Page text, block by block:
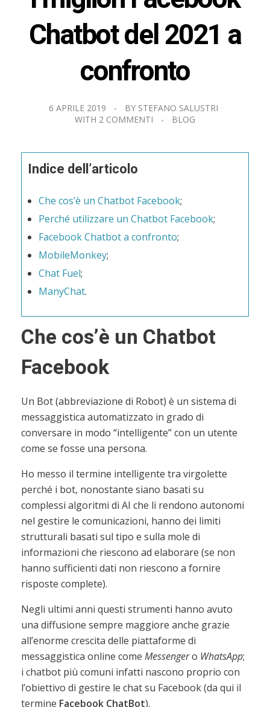
Chatbot del 2021 a
confronto
6 APRILE 2019 BY STEFANO SALUSTRI
WITH 2 COMMENTI BLOG
Indice dell’articolo
Che cos’è un Chatbot Facebook;
Perché utilizzare un Chatbot Facebook;
Facebook Chatbot a confronto;
MobileMonkey;
Chat Fuel;
ManyChat.
Che cos’è un Chatbot
Facebook
Un Bot (abbreviazione di Robot) è un sistema di
messaggistica automatizzato in grado di
conversare in modo “intelligente” con un utente
come se fosse una persona.
Ho messo il termine intelligente tra virgolette
perché i bot, nonostante siano basati su
complessi algoritmi di AI che li rendono autonomi
nel gestire le comunicazioni, hanno dei limiti
strutturali basati sul tipo e sulla mole di
informazioni che riescono ad elaborare (se non
hanno sufficienti dati non riescono a fornire
risposte complete).
Negli ultimi anni questi strumenti hanno avuto
una diffusione sempre maggiore anche grazie
all’enorme crescita delle piattaforme di
messaggistica online come Messengero WhatsApp;
i chatbot più comuni infatti nascono proprio con
l’obiettivo di gestire le chat su Facebook (da qui il
termine Facebook ChatBot).